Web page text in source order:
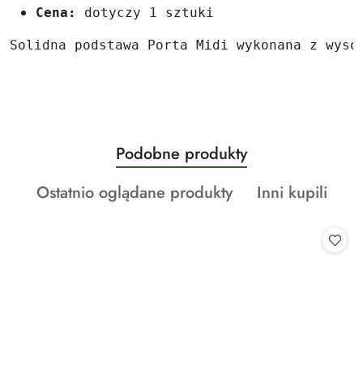
Cena: dotyczy 1 sztuki
Solidna podstawa Porta Midi wykonana z
Pomiń karuzelę produktów
Produkty
o
statusie:
Podobne produkty
Produkty
Ostatnio oglądane produkty
Produkty
Inni kupili